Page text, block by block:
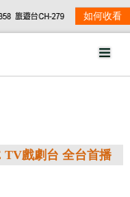
如何收看
TV戲劇台 全台首播